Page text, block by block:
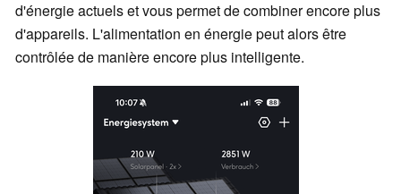
d'énergie actuels et vous permet de combiner encore plus
d'appareils. L'alimentation en énergie peut alors être
contrôlée de manière encore plus intelligente.